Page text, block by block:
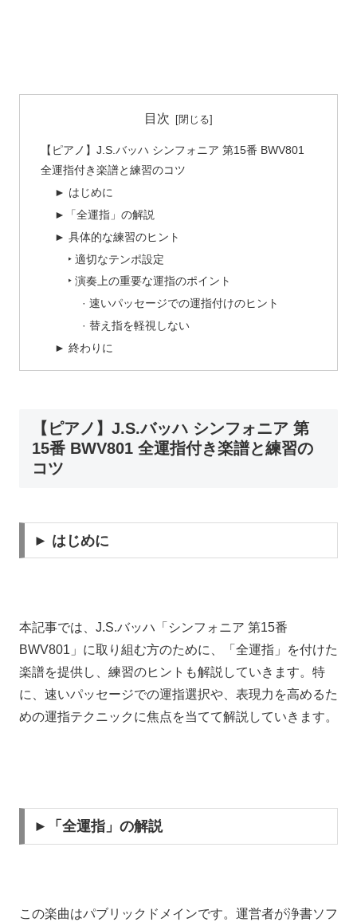
目次
【ピアノ】J.S.バッハ シンフォニア 第15番 BWV801
全運指付き楽譜と練習のコツ
► はじめに
►「全運指」の解説
► 具体的な練習のヒント
‣ 適切なテンポ設定
‣ 演奏上の重要な運指のポイント
· 速いパッセージでの運指付けのヒント
· 替え指を軽視しない
► 終わりに
【ピアノ】J.S.バッハ シンフォニア 第
15番 BWV801 全運指付き楽譜と練習の
コツ
► はじめに
本記事では、J.S.バッハ「シンフォニア 第15番
BWV801」に取り組む方のために、「全運指」を付けた
楽譜を提供し、練習のヒントも解説していきます。特
に、速いパッセージでの運指選択や、表現力を高めるた
めの運指テクニックに焦点を当てて解説していきます。
►「全運指」の解説
この楽曲はパブリックドメインです。運営者が浄書ソフ